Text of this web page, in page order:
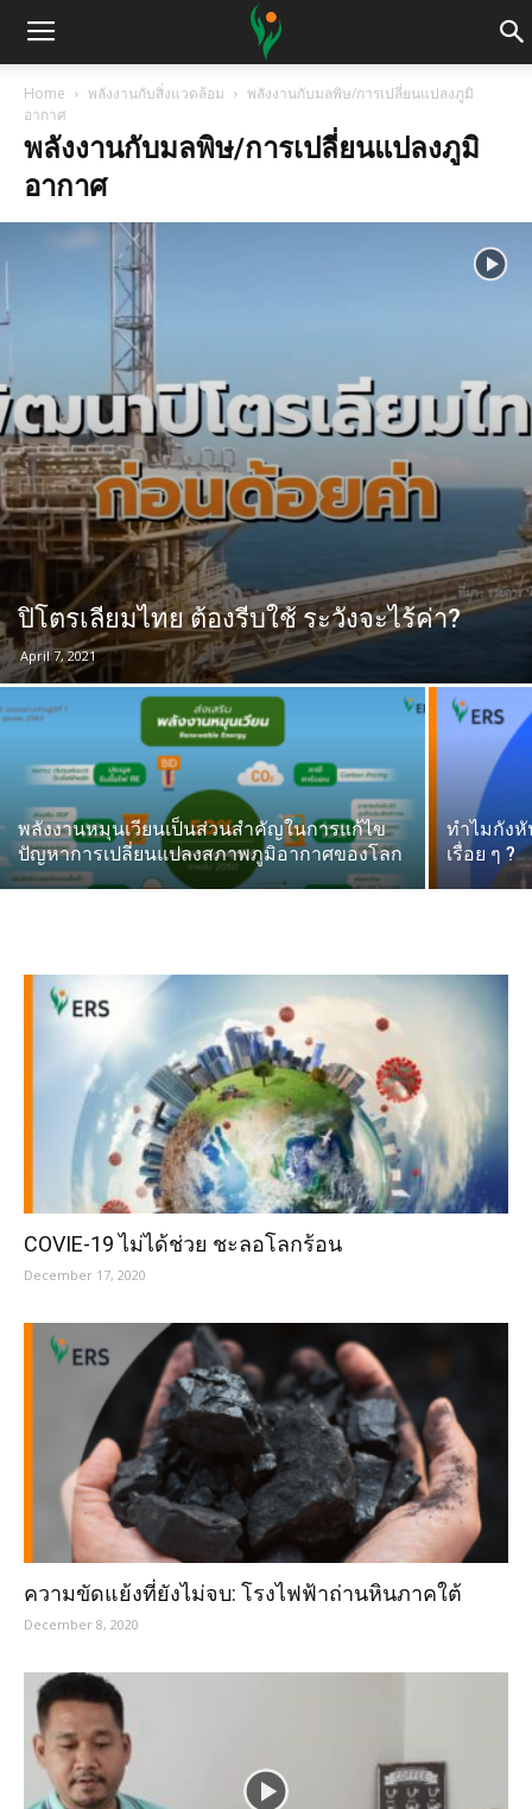
Home พลังงานกับสิ่งแวดล้อม
พลังงานกับมลพิษ/การเปลี่ยนแปลงภูมิ
อากาศ
พลังงานกับมลพิษ/การเปลี่ยนแปลงภูมิ
อากาศ
ปิโตรเลียมไทย ต้องรีบใช้ ระวังจะไร้ค่า?
April 7, 2021
พลังงานหมุนเวียนเป็นส่วนสำคัญในการแก้ไข
ปัญหาการเปลี่ยนแปลงสภาพภูมิอากาศของโลก
ทำไมกัง
เรื่อย ๆ ?
COVIE-19 ไม่ได้ช่วย ชะลอโลกร้อน
December 17, 2020
ความขัดแย้งที่ยังไม่จบ: โรงไฟฟ้าถ่านหินภาคใต้
December 8, 2020